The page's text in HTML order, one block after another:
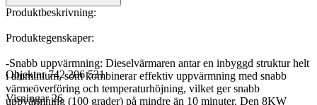
Produktbeskrivning:
Produktegenskaper:
-Snabb uppvärmning: Dieselvärmaren antar en inbyggd struktur helt
i aluminium, som kombinerar effektiv uppvärmning med snabb
värmeöverföring och temperaturhöjning, vilket ger snabb
uppvärmning (100 grader) på mindre än 10 minuter. Den 8KW
Objektnr 742 206 531
Visningar 26